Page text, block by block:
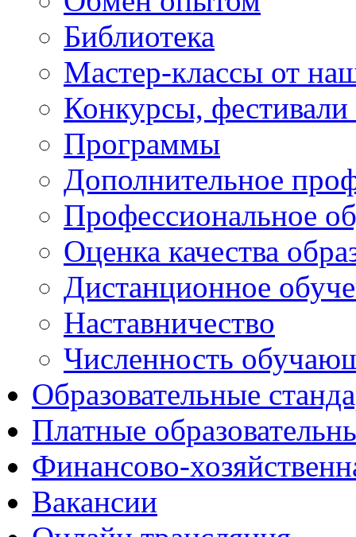
Библиотека
Мастер-классы от
Конкурсы,
Программы
Дополнительное
Профессиональное
Оценка качества
Дистанционное
Наставничество
Численность
Образовательные
Платные
Финансово-
Вакансии